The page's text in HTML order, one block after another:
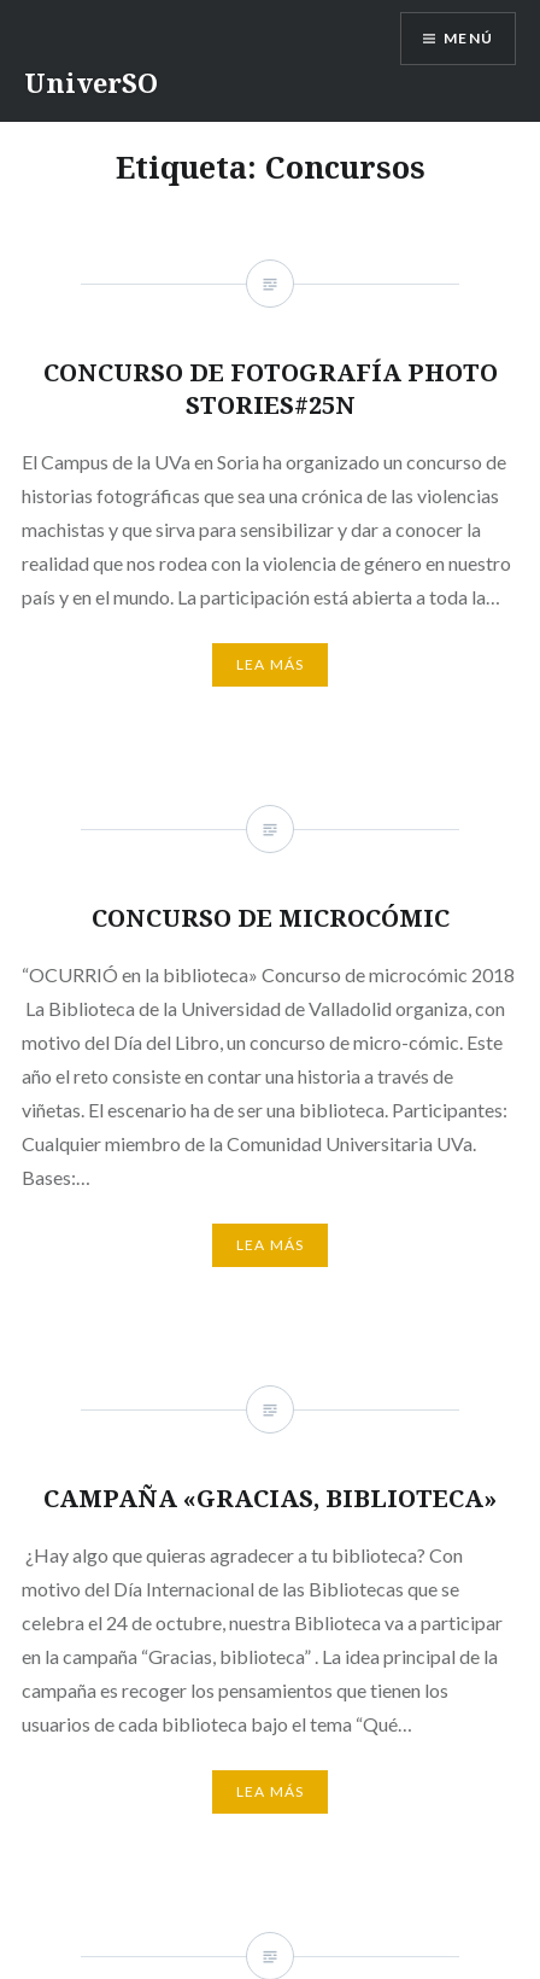
UniverSO
MENÚ
Etiqueta: Concursos
CONCURSO DE FOTOGRAFÍA PHOTO
STORIES#25N
El Campus de la UVa en Soria ha organizado un concurso de
historias fotográficas que sea una crónica de las violencias
machistas y que sirva para sensibilizar y dar a conocer la
realidad que nos rodea con la violencia de género en nuestro
país y en el mundo. La participación está abierta a toda la…
LEA MÁS
CONCURSO DE MICROCÓMIC
“OCURRIÓ en la biblioteca» Concurso de microcómic 2018
La Biblioteca de la Universidad de Valladolid organiza, con
motivo del Día del Libro, un concurso de micro-cómic. Este
año el reto consiste en contar una historia a través de
viñetas. El escenario ha de ser una biblioteca. Participantes:
Cualquier miembro de la Comunidad Universitaria UVa.
Bases:…
LEA MÁS
CAMPAÑA «GRACIAS, BIBLIOTECA»
¿Hay algo que quieras agradecer a tu biblioteca? Con
motivo del Día Internacional de las Bibliotecas que se
celebra el 24 de octubre, nuestra Biblioteca va a participar
en la campaña “Gracias, biblioteca” . La idea principal de la
campaña es recoger los pensamientos que tienen los
usuarios de cada biblioteca bajo el tema “Qué…
LEA MÁS